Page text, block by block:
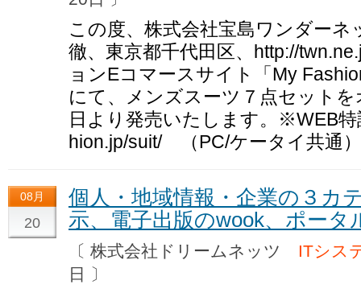
この度、株式会社宝島ワンダー
徹、東京都千代田区、http://
ョンEコマースサイト「My
にて、メンズスーツ７点セット
日より発売いたします。※WEB
hion.jp/suit/ （PC/ケータイ共
08月
20
個人・地域情報・企業の３カ
示、電子出版のwook、ポータ
〔 株式会社ドリームネッツ ITシス
日 〕